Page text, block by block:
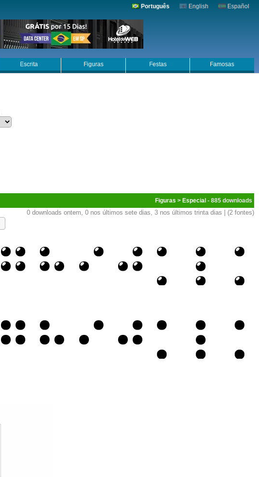
Português English Español
Escrita Figuras Festas Famosas
Figuras > Especial - 885
0 downloads ontem, 0 nos últimos sete dias, 3 nos últimos trinta dias | (2 fontes)